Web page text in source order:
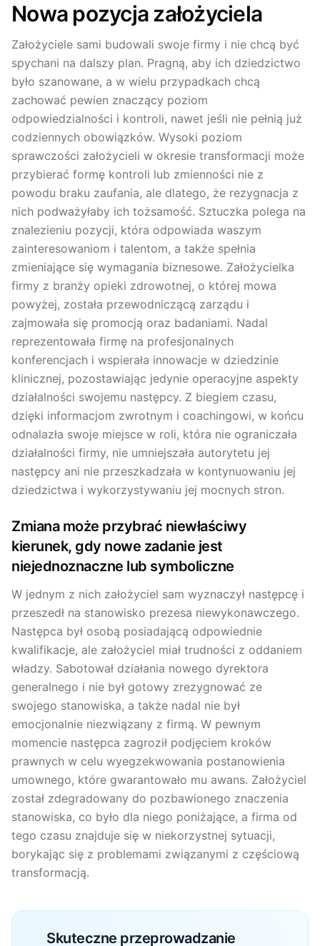
Nowa pozycja założyciela
Założyciele sami budowali swoje firmy i nie chcą być
spychani na dalszy plan. Pragną, aby ich dziedzictwo
było szanowane, a w wielu przypadkach chcą
zachować pewien znaczący poziom
odpowiedzialności i kontroli, nawet jeśli nie pełnią już
codziennych obowiązków. Wysoki poziom
sprawczości założycieli w okresie transformacji może
przybierać formę kontroli lub zmienności nie z
powodu braku zaufania, ale dlatego, że rezygnacja z
nich podważyłaby ich tożsamość. Sztuczka polega na
znalezieniu pozycji, która odpowiada waszym
zainteresowaniom i talentom, a także spełnia
zmieniające się wymagania biznesowe. Założycielka
firmy z branży opieki zdrowotnej, o której mowa
powyżej, została przewodniczącą zarządu i
zajmowała się promocją oraz badaniami. Nadal
reprezentowała firmę na profesjonalnych
konferencjach i wspierała innowacje w dziedzinie
klinicznej, pozostawiając jedynie operacyjne aspekty
działalności swojemu następcy. Z biegiem czasu,
dzięki informacjom zwrotnym i coachingowi, w końcu
odnalazła swoje miejsce w roli, która nie ograniczała
działalności firmy, nie umniejszała autorytetu jej
następcy ani nie przeszkadzała w kontynuowaniu jej
dziedzictwa i wykorzystywaniu jej mocnych stron.
Zmiana może przybrać niewłaściwy
kierunek, gdy nowe zadanie jest
niejednoznaczne lub symboliczne
W jednym z nich założyciel sam wyznaczył następcę i
przeszedł na stanowisko prezesa niewykonawczego.
Następca był osobą posiadającą odpowiednie
kwalifikacje, ale założyciel miał trudności z oddaniem
władzy. Sabotował działania nowego dyrektora
generalnego i nie był gotowy zrezygnować ze
swojego stanowiska, a także nadal nie był
emocjonalnie niezwiązany z firmą. W pewnym
momencie następca zagroził podjęciem kroków
prawnych w celu wyegzekwowania postanowienia
umownego, które gwarantowało mu awans. Założyciel
został zdegradowany do pozbawionego znaczenia
stanowiska, co było dla niego poniżające, a firma od
tego czasu znajduje się w niekorzystnej sytuacji,
borykając się z problemami związanymi z częściową
transformacją.
Skuteczne przeprowadzanie